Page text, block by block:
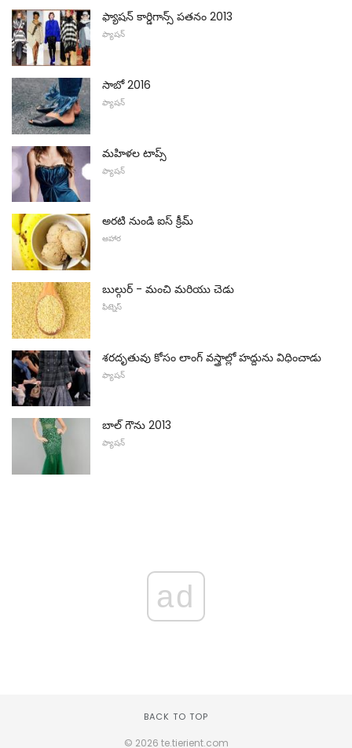
ఫ్యాషన్ కార్డిగాన్స్ పతనం 2013
ఫ్యాషన్
సాబో 2016
ఫ్యాషన్
మహిళల టాప్స్
ఫ్యాషన్
అరటి నుండి ఐస్ క్రీమ్
ఆహార
బుల్గుర్ - మంచి మరియు చెడు
ఫిట్నెస్
శరదృతువు కోసం లాంగ్ వస్త్రాల్లో హద్దును విధించాడు
ఫ్యాషన్
బాల్ గౌను 2013
ఫ్యాషన్
ad
BACK TO TOP
© 2026 te.tierient.com